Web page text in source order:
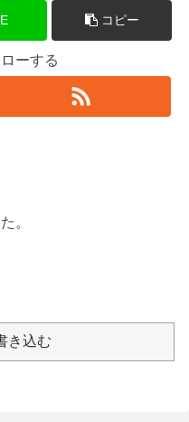
コピー
ーする
。
き込む